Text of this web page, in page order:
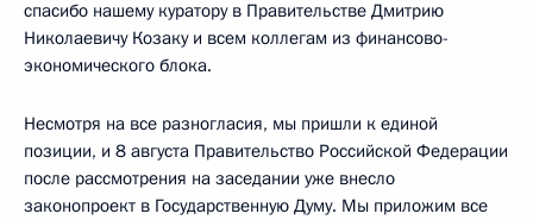
спасибо нашему куратору в Правительстве Дмитрию
Николаевичу Козаку и всем коллегам из финансово-
экономического блока.
Несмотря на все разногласия, мы пришли к единой
позиции, и 8 августа Правительство Российской Федерации
после рассмотрения на заседании уже внесло
законопроект в Государственную Думу. Мы приложим все